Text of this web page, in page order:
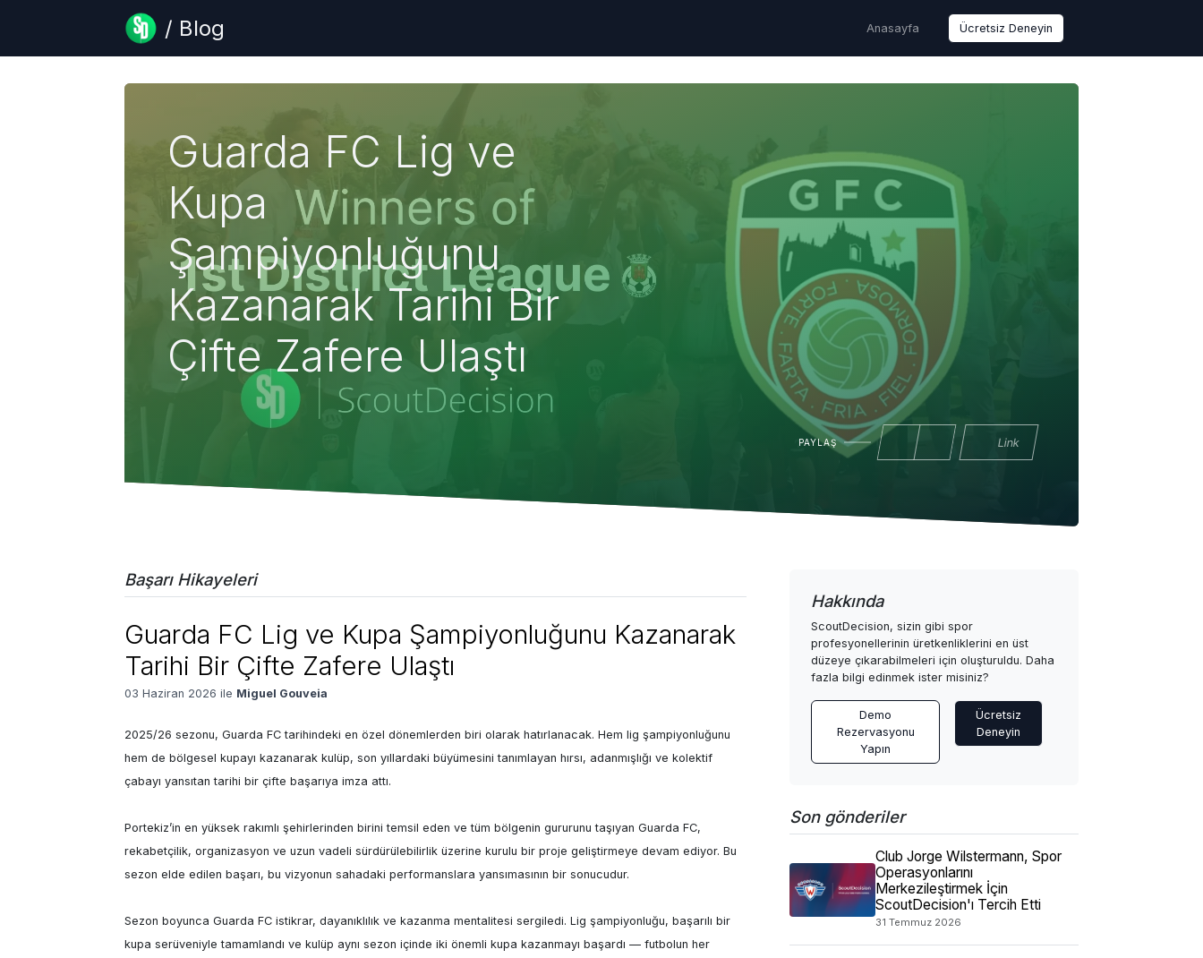
/ Blog Anasayfa Ücretsiz Deneyin
Guarda FC Lig ve
Kupa
Şampiyonluğunu
Kazanarak Tarihi Bir
Çifte Zafere Ulaştı
PAYLAŞ Link
Başarı Hikayeleri
Guarda FC Lig ve Kupa Şampiyonluğunu Kazanarak
Tarihi Bir Çifte Zafere Ulaştı
03 Haziran 2026 ile Miguel Gouveia
2025/26 sezonu, Guarda FC tarihindeki en özel dönemlerden biri olarak hatırlanacak. Hem lig şampiyonluğunu
hem de bölgesel kupayı kazanarak kulüp, son yıllardaki büyümesini tanımlayan hırsı, adanmışlığı ve kolektif
çabayı yansıtan tarihi bir çifte başarıya imza attı.
Portekiz’in en yüksek rakımlı şehirlerinden birini temsil eden ve tüm bölgenin gururunu taşıyan Guarda FC,
rekabetçilik, organizasyon ve uzun vadeli sürdürülebilirlik üzerine kurulu bir proje geliştirmeye devam ediyor. Bu
sezon elde edilen başarı, bu vizyonun sahadaki performanslara yansımasının bir sonucudur.
Sezon boyunca Guarda FC istikrar, dayanıklılık ve kazanma mentalitesi sergiledi. Lig şampiyonluğu, başarılı bir
kupa serüveniyle tamamlandı ve kulüp aynı sezon içinde iki önemli kupa kazanmayı başardı — futbolun her
Hakkında
ScoutDecision, sizin gibi spor
profesyonellerinin üretkenliklerini en üst
düzeye çıkarabilmeleri için oluşturuldu. Daha
fazla bilgi edinmek ister misiniz?
Demo
Rezervasyonu
Yapın
Ücretsiz
Deneyin
Son gönderiler
Club Jorge Wilstermann, Spor
Operasyonlarını
Merkezileştirmek İçin
ScoutDecision'ı Tercih Etti
31 Temmuz 2026